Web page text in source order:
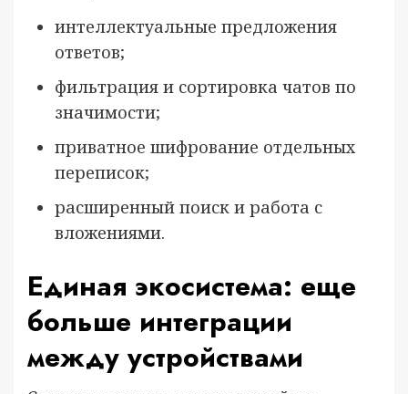
интеллектуальные предложения
ответов;
фильтрация и сортировка чатов по
значимости;
приватное шифрование отдельных
переписок;
расширенный поиск и работа с
вложениями.
Единая экосистема: еще
больше интеграции
между устройствами